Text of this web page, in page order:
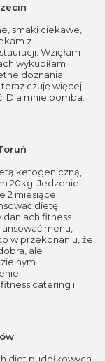
smaki ciekawe,
z
Wzięłam
wykupiłam
doznania
czuję więcej
Dla mnie bomba.
ketogeniczną,
20kg. Jedzenie
2 miesiące
dietę.
daniach fitness
menu,
w przekonaniu, że
ale
catering i